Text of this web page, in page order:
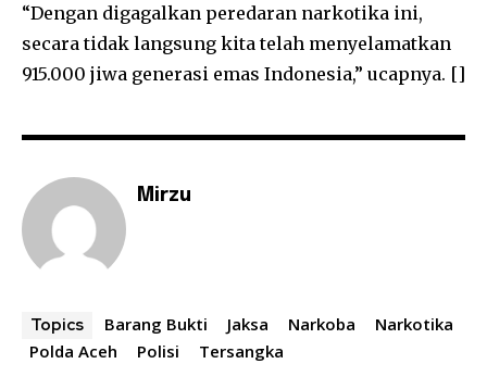
“Dengan digagalkan peredaran narkotika ini,
secara tidak langsung kita telah menyelamatkan
915.000 jiwa generasi emas Indonesia,” ucapnya. []
Mirzu
Topics Barang Bukti Jaksa Narkoba
Narkotika
Polda Aceh
Polisi Tersangka